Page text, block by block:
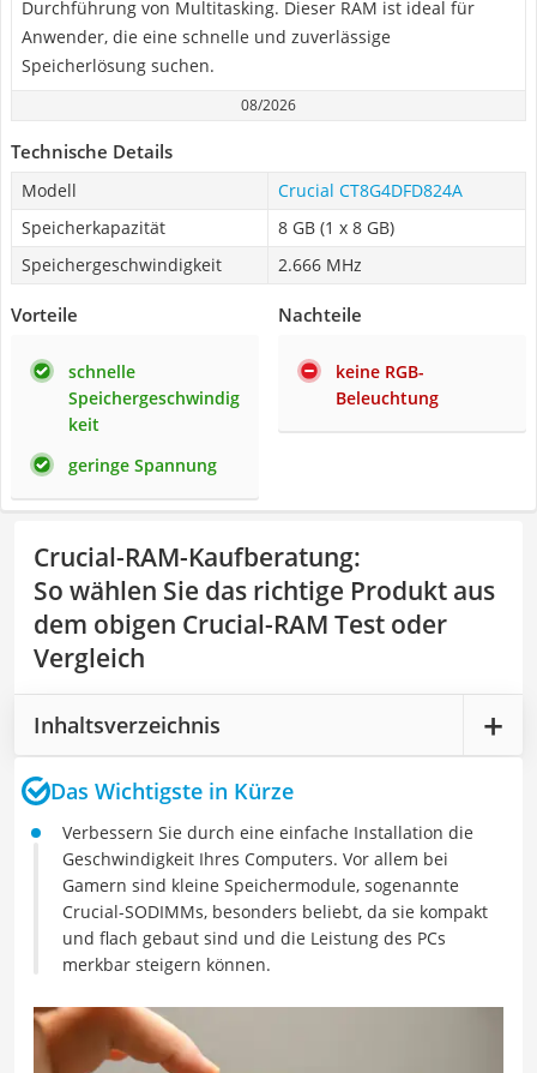
Durchführung von Multitasking. Dieser RAM ist ideal für
Anwender, die eine schnelle und zuverlässige
Speicherlösung suchen.
08/2026
Technische Details
Modell
Crucial CT8G4DFD824A
Speicherkapazität
8 GB (1 x 8 GB)
Speichergeschwindigkeit
2.666 MHz
Vorteile
schnelle
Speichergeschwindig
keit
geringe Spannung
Nachteile
keine RGB-
Beleuchtung
Crucial-RAM-Kaufberatung:
So wählen Sie das richtige Produkt aus
dem obigen Crucial-RAM Test oder
Vergleich
Inhaltsverzeichnis
Das Wichtigste in Kürze
Verbessern Sie durch eine einfache Installation die
Geschwindigkeit Ihres Computers. Vor allem bei
Gamern sind kleine Speichermodule, sogenannte
Crucial-SODIMMs, besonders beliebt, da sie kompakt
und flach gebaut sind und die Leistung des PCs
merkbar steigern können.